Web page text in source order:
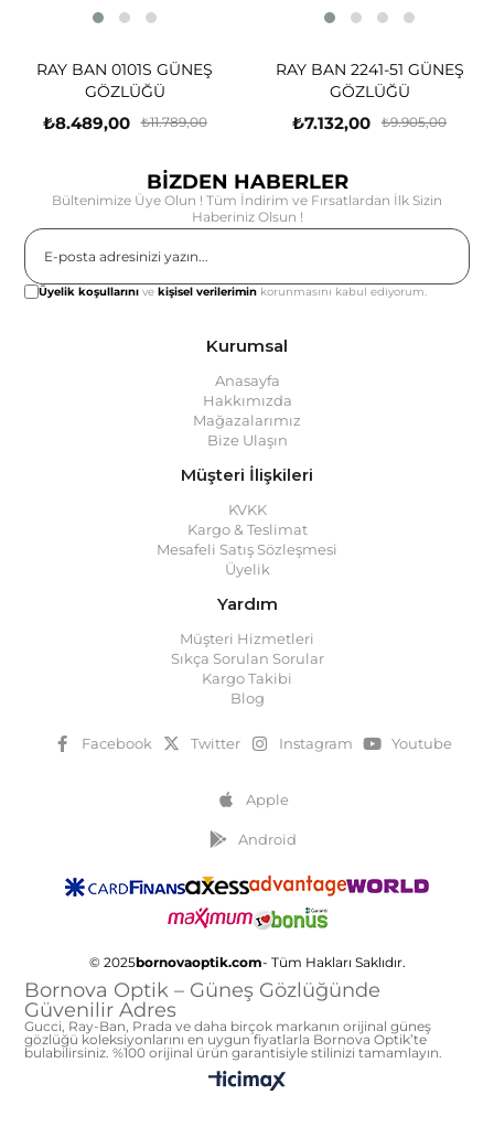
RAY BAN 0101S GÜNEŞ
GÖZLÜĞÜ
₺8.489,00 ₺11.789,00
RAY BAN 2241-51 GÜNEŞ
GÖZLÜĞÜ
₺7.132,00 ₺9.905,00
BİZDEN HABERLER
Bültenimize Üye Olun ! Tüm İndirim ve Fırsatlardan İlk Sizin
Haberiniz Olsun !
Üyelik koşullarını vekişisel verilerimin korunmasını kabul ediyorum.
Kurumsal
Anasayfa
Hakkımızda
Mağazalarımız
Bize Ulaşın
Müşteri İlişkileri
KVKK
Kargo & Teslimat
Mesafeli Satış Sözleşmesi
Üyelik
Yardım
Müşteri Hizmetleri
Sıkça Sorulan Sorular
Kargo Takibi
Blog
Facebook Twitter Instagram Youtube
Apple
Android
© 2025bornovaoptik.com- Tüm Hakları Saklıdır.
Bornova Optik – Güneş Gözlüğünde
Güvenilir Adres
Gucci, Ray-Ban, Prada ve daha birçok markanın orijinal güneş
gözlüğü koleksiyonlarını en uygun fiyatlarla Bornova Optik’te
bulabilirsiniz. %100 orijinal ürün garantisiyle stilinizi tamamlayın.